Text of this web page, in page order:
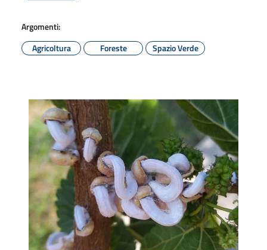
Argomenti:
Agricoltura
Foreste Spazio Verde